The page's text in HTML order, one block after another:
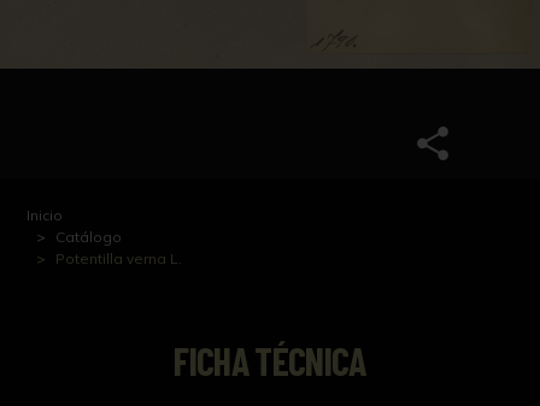
Inicio
Catálogo
Potentilla verna L.
FICHA TÉCNICA